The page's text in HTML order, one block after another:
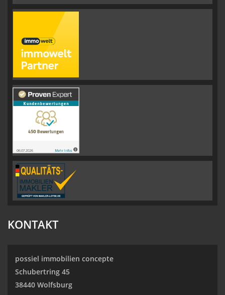
KONTAKT
possiel immobilien concepte
Schubertring 45
38440 Wolfsburg